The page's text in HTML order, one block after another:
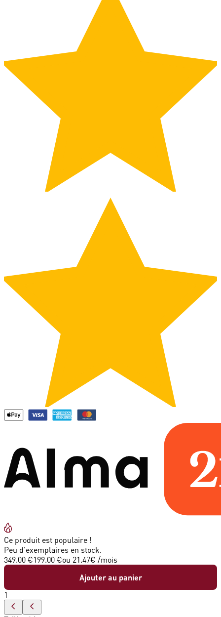
Ce produit est populaire !
Peu d'exemplaires en stock.
349.00 €199.00 €ou 21.47€ /mois
Ajouter au panier
1